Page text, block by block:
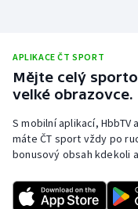
APLIKACE ČT SPORT
Mějte celý
velké obrazovce.
S mobilní aplikací,
máte ČT sport vždy po
bonusový obsah kdekoli